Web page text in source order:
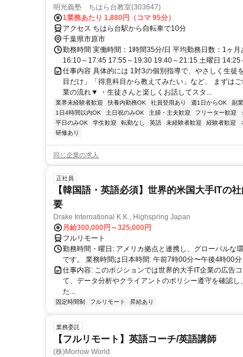
明光義塾 ちはら台教室(303647)
1業務あたり 1,880円（コマ 95分）
アクセス ちはら台駅から自転車で10分
千葉県市原市
勤務時間 実働時間：1時間35分/日 平均勤務日数：1ヶ月
16:10～17:45 17:55～19:30 19:40～21:15 土曜日 14:25
仕事内容 具体的には 1対3の個別指導で、やさしく生徒
目だけ」「得意科目から教えてみたい」など、 まずは
業の流れ▼ ・生徒さんと楽しくお話してスタ...
業界未経験者歓迎 扶養内勤務OK 社員登用あり 週1日からOK
副
1日4時間以内OK
土日祝のみOK 主婦・主夫歓迎 フリーター歓迎
平日のみOK
学生歓迎 転勤なし 英語 未経験者歓迎 経験者歓迎
研修あり
同じ企業の求人
正社員
【韓国語・英語必須】世界的米国大手ITの
要
Drake International K.K., Highspring Japan
月給300,000円～325,000円
フルリモート
勤務時間・曜日: アメリカ拠点と連携し、グローバルな
です。 業務時間は日本時間: 午前7時00分〜午後4時00
仕事内容: このポジションでは世界的大手IT企業の広告
て、データ分析やクライアントのポリシー遵守を確認
た...
固定時間制 フルリモート 昇給あり
業務委託
【フルリモート】英語コーチ/英語講師
(株)Morrow World